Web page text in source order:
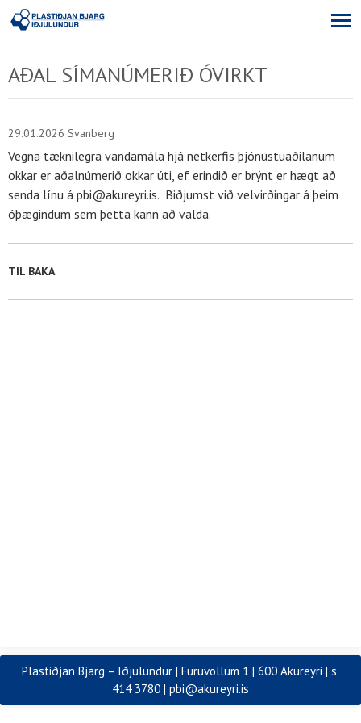
AÐAL SÍMANÚMERIÐ ÓVIRKT
29.01.2026 Svanberg
Vegna tæknilegra vandamála hjá netkerfis þjónustuaðilanum
okkar er aðalnúmerið okkar úti, ef erindið er brýnt er hægt að
senda línu á pbi@akureyri.is. Biðjumst við velvirðingar á þeim
óþægindum sem þetta kann að valda.
TIL BAKA
Plastiðjan Bjarg – Iðjulundur | Furuvöllum 1 | 600 Akureyri | s.
414 3780 | pbi@akureyri.is